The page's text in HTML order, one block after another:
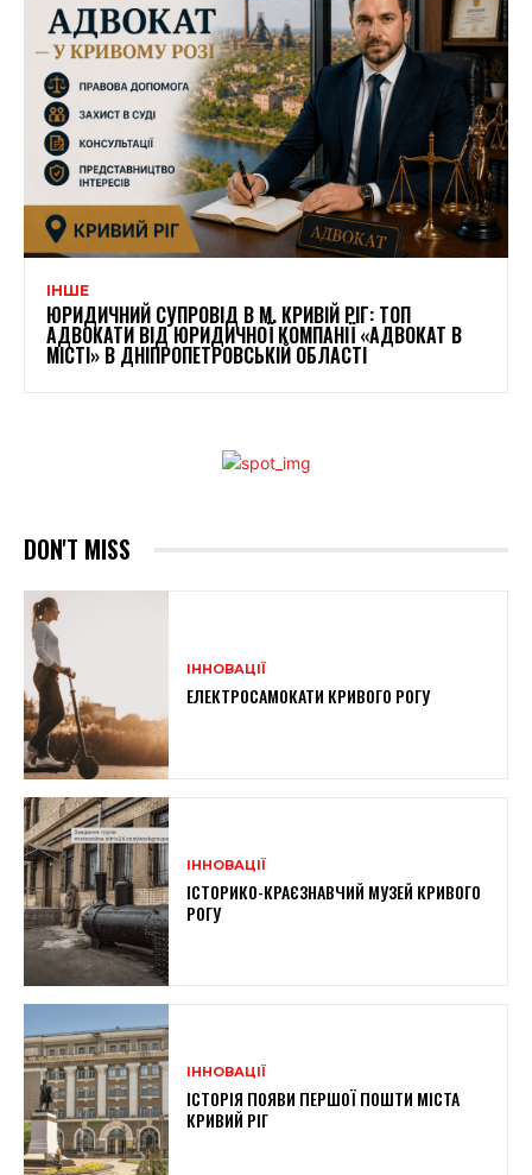
ІНШЕ
ЮРИДИЧНИЙ СУПРОВІД В М. КРИВІЙ РІГ: ТОП
АДВОКАТИ ВІД ЮРИДИЧНОЇ КОМПАНІЇ «АДВОКАТ В
МІСТІ» В ДНІПРОПЕТРОВСЬКІЙ ОБЛАСТІ
DON'T MISS
ІННОВАЦІЇ
ЕЛЕКТРОСАМОКАТИ КРИВОГО РОГУ
ІННОВАЦІЇ
ІСТОРИКО-КРАЄЗНАВЧИЙ МУЗЕЙ КРИВОГО
РОГУ
ІННОВАЦІЇ
ІСТОРІЯ ПОЯВИ ПЕРШОЇ ПОШТИ МІСТА
КРИВИЙ РІГ